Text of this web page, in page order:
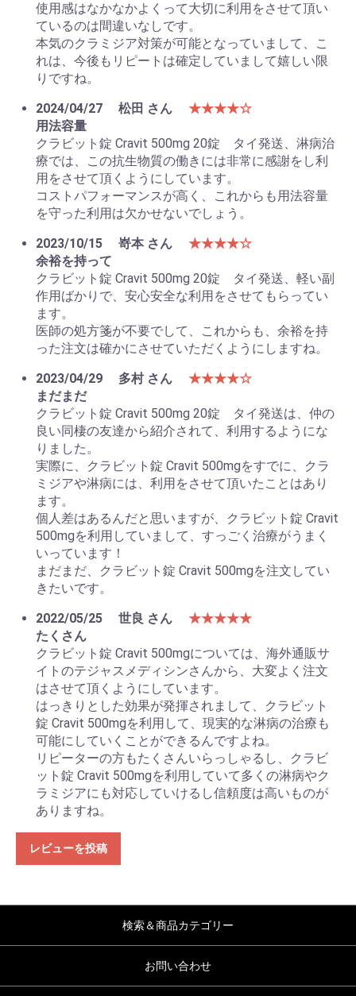
使用感はなかなかよくって大切に利用をさせて頂い
ているのは間違いなしです。
本気のクラミジア対策が可能となっていまして、こ
れは、今後もリピートは確定していまして嬉しい限
りですね。
2024/04/27
松田 さん
★★★★☆
用法容量
クラビット錠 Cravit 500mg 20錠 タイ発送、淋病治
療では、この抗生物質の働きには非常に感謝をし利
用をさせて頂くようにしています。
コストパフォーマンスが高く、これからも用法容量
を守った利用は欠かせないでしょう。
2023/10/15
嵜本 さん
★★★★☆
余裕を持って
クラビット錠 Cravit 500mg 20錠 タイ発送、軽い副
作用ばかりで、安心安全な利用をさせてもらってい
ます。
医師の処方箋が不要でして、これからも、余裕を持
った注文は確かにさせていただくようにしますね。
2023/04/29
多村 さん
★★★★☆
まだまだ
クラビット錠 Cravit 500mg 20錠 タイ発送は、仲の
良い同棲の友達から紹介されて、利用するようにな
りました。
実際に、クラビット錠 Cravit 500mgをすでに、クラ
ミジアや淋病には、利用をさせて頂いたことはあり
ます。
個人差はあるんだと思いますが、クラビット錠 Cravit
500mgを利用していまして、すっごく治療がうまく
いっています！
まだまだ、クラビット錠 Cravit 500mgを注文してい
きたいです。
2022/05/25
世良 さん
★★★★★
たくさん
クラビット錠 Cravit 500mgについては、海外通販サ
イトのテジャスメディシンさんから、大変よく注文
はさせて頂くようにしています。
はっきりとした効果が発揮されまして、クラビット
錠 Cravit 500mgを利用して、現実的な淋病の治療も
可能にしていくことができるんですよね。
リピーターの方もたくさんいらっしゃるし、クラビ
ット錠 Cravit 500mgを利用していて多くの淋病やク
ラミジアにも対応していけるし信頼度は高いものが
ありますね。
レビューを投稿
検索＆商品カテゴリー
お問い合わせ